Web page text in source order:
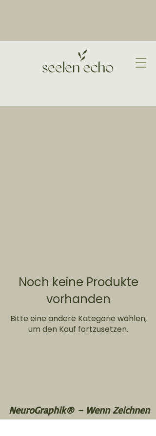
Noch keine Produkte
vorhanden
Bitte eine andere Kategorie wählen,
um den Kauf fortzusetzen.
NeuroGraphik® – Wenn Zeichnen
sortiert, was Worte nicht können